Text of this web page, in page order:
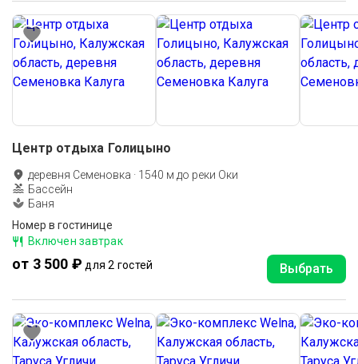
Центр отдыха Голицыно
деревня Семеновка · 1540 м до реки Оки
Бассейн
Баня
Номер в гостинице
Включен завтрак
от 3 500 ₽ для 2 гостей Выбрать